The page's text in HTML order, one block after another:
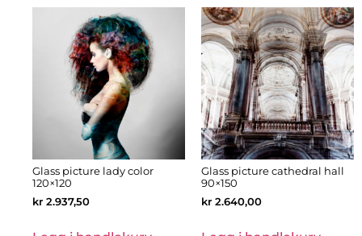
Glass picture lady color
120×120
kr 2.937,50
Glass picture cathedral hall
90×150
kr 2.640,00